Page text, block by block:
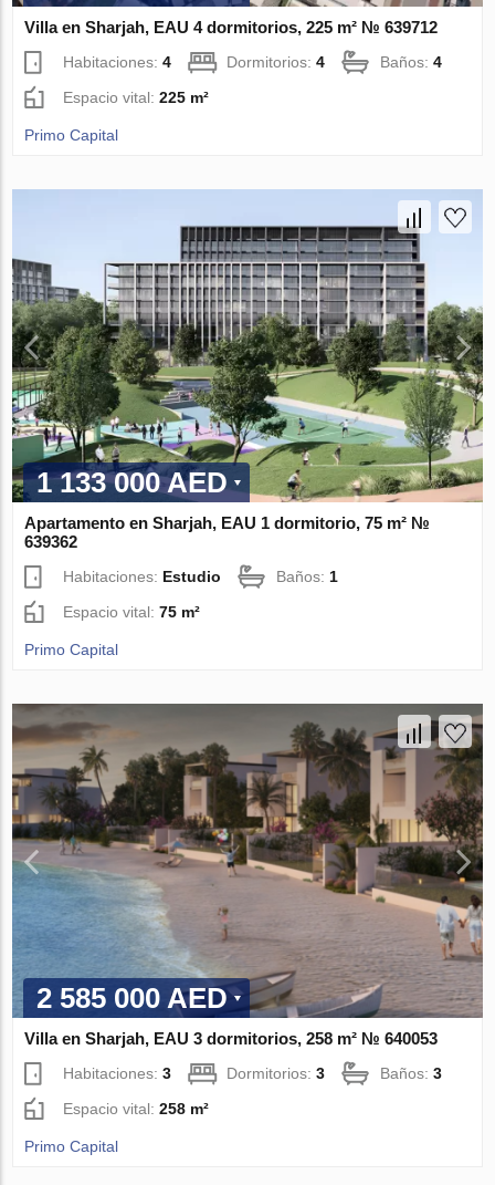
Villa en Sharjah, EAU 4 dormitorios, 225 m² № 639712
Habitaciones:4 Dormitorios:4 Baños:4
Espacio vital:225 m²
Primo Capital
1 133 000 AED
Apartamento en Sharjah, EAU 1 dormitorio, 75 m² №
639362
Habitaciones: Estudio Baños:1
Espacio vital:75 m²
Primo Capital
2 585 000 AED
Villa en Sharjah, EAU 3 dormitorios, 258 m² № 640053
Habitaciones:3 Dormitorios:3 Baños:3
Espacio vital:258 m²
Primo Capital